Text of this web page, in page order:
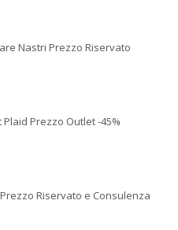
Nastri Prezzo Riservato
Prezzo Outlet -45%
Prezzo Riservato e Consulenza